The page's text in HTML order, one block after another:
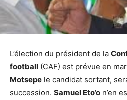
L’élection du président de la
football (CAF) est prévue en
Motsepe le candidat sortant,
succession. Samuel Eto’o n’en